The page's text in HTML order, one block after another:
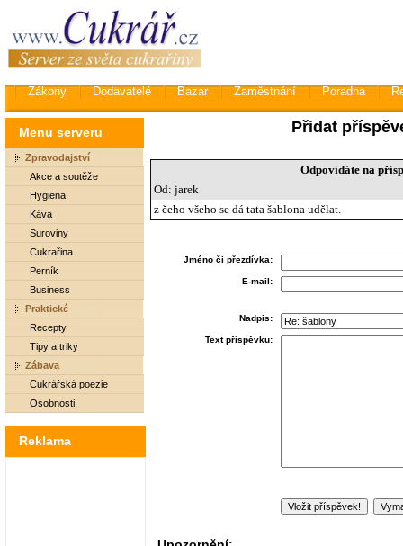
Zákony Dodavatelé Bazar Zaměstnání Poradna
Menu serveru
Zpravodajství
Akce a soutěže
Hygiena
Káva
Suroviny
Cukrařina
Perník
Business
Praktické
Recepty
Tipy a triky
Zábava
Cukrářská poezie
Osobnosti
Reklama
Přidat
Odpovídáte na
Od: jarek
z čeho všeho se dá tata šablona udělat.
Jméno či přezdívka:
E-mail:
Nadpis:
Text příspěvku: